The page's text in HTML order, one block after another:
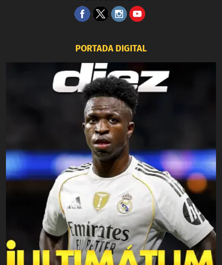
PORTADA DIGITAL